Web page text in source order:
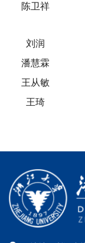
陈卫祥
刘润
潘慧霖
王从敏
王琦